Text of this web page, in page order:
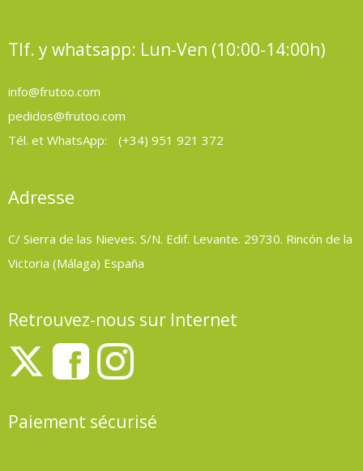
Tlf. y whatsapp: Lun-Ven (10:00-14:00h)
info@frutoo.com
pedidos@frutoo.com
Tél. et WhatsApp:
(+34) 951 921 372
Adresse
C/ Sierra de las Nieves. S/N. Edif. Levante. 29730. Rincón de la
Victoria (Málaga) España
Retrouvez-nous sur Internet
Paiement sécurisé